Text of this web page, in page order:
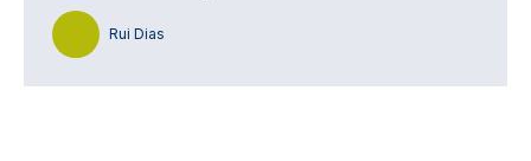
Rui Dias